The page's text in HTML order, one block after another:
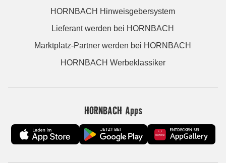
HORNBACH Hinweisgebersystem
Lieferant werden bei HORNBACH
Marktplatz-Partner werden bei HORNBACH
HORNBACH Werbeklassiker
HORNBACH Apps